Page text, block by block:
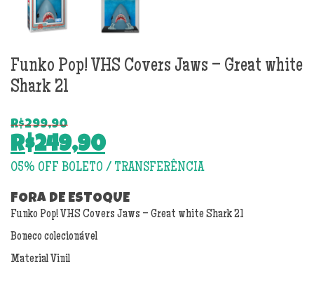
Funko Pop! VHS Covers Jaws – Great white
Shark 21
R$299,90
O
preço
era:
R$299,90.
R$249,90
O
atual
é:
R$249,90.
FORA DE ESTOQUE
Funko Pop! VHS Covers Jaws – Great white Shark 21
Boneco colecionável
Material Vinil